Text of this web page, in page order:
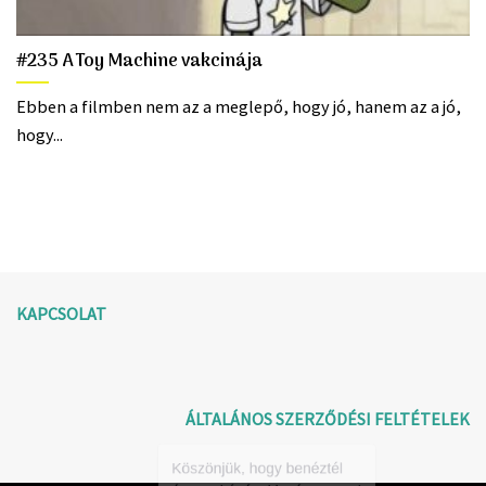
#235 A Toy Machine vakcinája
Ebben a filmben nem az a meglepő, hogy jó, hanem az a jó,
hogy...
KAPCSOLAT
ÁLTALÁNOS SZERZŐDÉSI FELTÉTELEK
Köszönjük, hogy benéztél